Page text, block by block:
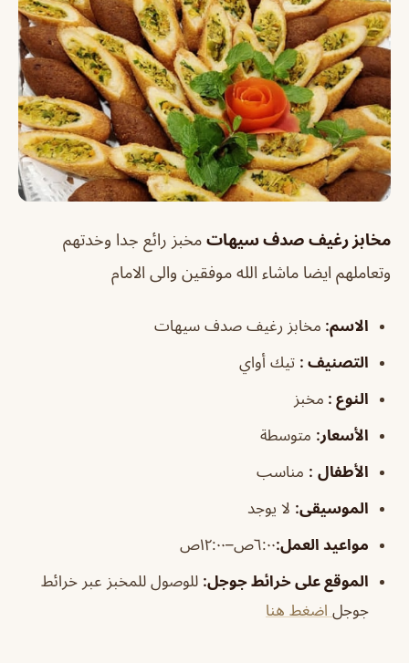
مخابز رغيف صدف سيهات مخبز رائع جدا وخدتهم
وتعاملهم ايضا ماشاء الله موفقين والى الامام
الاسم: مخابز رغيف صدف سيهات
التصنيف : تيك أواي
النوع : مخبز
الأسعار: متوسطة
الأطفال : مناسب
الموسيقى: لا يوجد
مواعيد العمل:٦:٠٠ص–١٢:٠٠ص
الموقع على خرائط جوجل: للوصول للمخبز عبر خرائط
جوجل اضغط هنا